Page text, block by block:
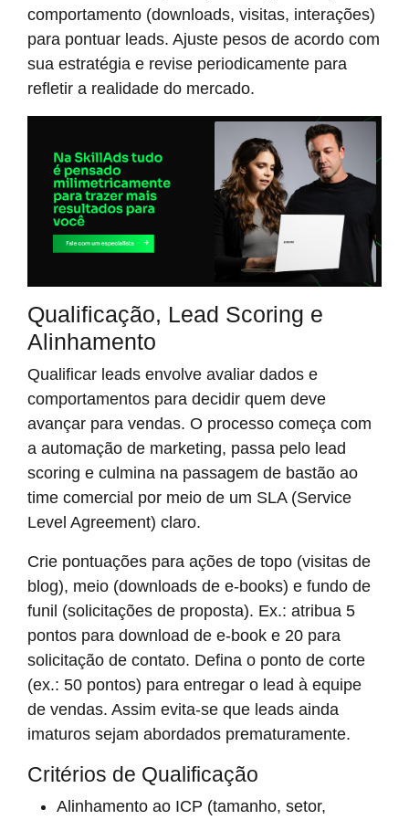
comportamento (downloads, visitas, interações)
para pontuar leads. Ajuste pesos de acordo com
sua estratégia e revise periodicamente para
refletir a realidade do mercado.
Qualificação, Lead Scoring e
Alinhamento
Qualificar leads envolve avaliar dados e
comportamentos para decidir quem deve
avançar para vendas. O processo começa com
a automação de marketing, passa pelo lead
scoring e culmina na passagem de bastão ao
time comercial por meio de um SLA (Service
Level Agreement) claro.
Crie pontuações para ações de topo (visitas de
blog), meio (downloads de e-books) e fundo de
funil (solicitações de proposta). Ex.: atribua 5
pontos para download de e-book e 20 para
solicitação de contato. Defina o ponto de corte
(ex.: 50 pontos) para entregar o lead à equipe
de vendas. Assim evita-se que leads ainda
imaturos sejam abordados prematuramente.
Critérios de Qualificação
Alinhamento ao ICP (tamanho, setor,